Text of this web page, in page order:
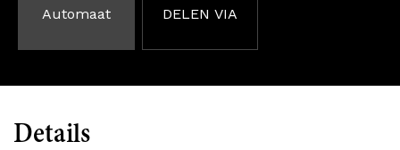
Automaat DELEN VIA
Details